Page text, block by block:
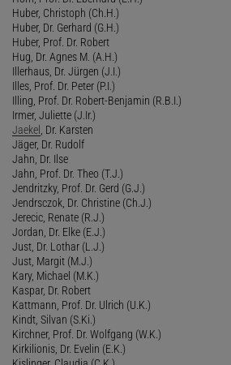
Huber, Christoph (Ch.H.)
Huber, Dr. Gerhard (G.H.)
Huber, Prof. Dr. Robert
Hug, Dr. Agnes M. (A.H.)
Illerhaus, Dr. Jürgen (J.I.)
Illes, Prof. Dr. Peter (P.I.)
Illing, Prof. Dr. Robert-Benjamin (R.B.I.)
Irmer, Juliette (J.Ir.)
Jaekel , Dr. Karsten
Jäger, Dr. Rudolf
Jahn, Dr. Ilse
Jahn, Prof. Dr. Theo (T.J.)
Jendritzky, Prof. Dr. Gerd (G.J.)
Jendrsczok, Dr. Christine (Ch.J.)
Jerecic, Renate (R.J.)
Jordan, Dr. Elke (E.J.)
Just, Dr. Lothar (L.J.)
Just, Margit (M.J.)
Kary, Michael (M.K.)
Kaspar, Dr. Robert
Kattmann, Prof. Dr. Ulrich (U.K.)
Kindt, Silvan (S.Ki.)
Kirchner, Prof. Dr. Wolfgang (W.K.)
Kirkilionis, Dr. Evelin (E.K.)